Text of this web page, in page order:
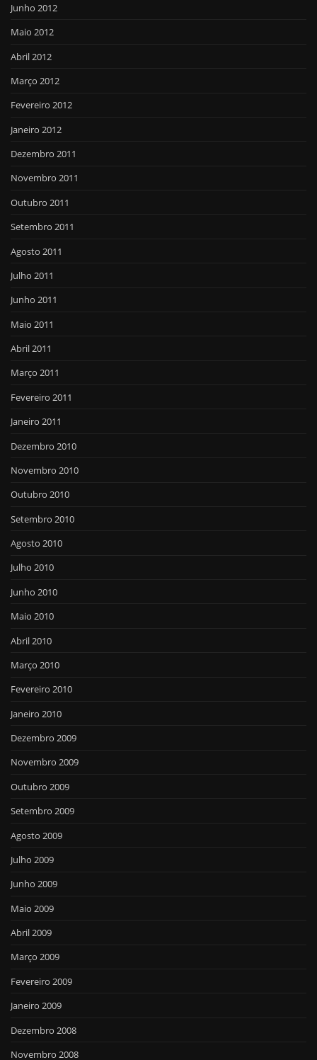
Junho 2012
Maio 2012
Abril 2012
Março 2012
Fevereiro 2012
Janeiro 2012
Dezembro 2011
Novembro 2011
Outubro 2011
Setembro 2011
Agosto 2011
Julho 2011
Junho 2011
Maio 2011
Abril 2011
Março 2011
Fevereiro 2011
Janeiro 2011
Dezembro 2010
Novembro 2010
Outubro 2010
Setembro 2010
Agosto 2010
Julho 2010
Junho 2010
Maio 2010
Abril 2010
Março 2010
Fevereiro 2010
Janeiro 2010
Dezembro 2009
Novembro 2009
Outubro 2009
Setembro 2009
Agosto 2009
Julho 2009
Junho 2009
Maio 2009
Abril 2009
Março 2009
Fevereiro 2009
Janeiro 2009
Dezembro 2008
Novembro 2008